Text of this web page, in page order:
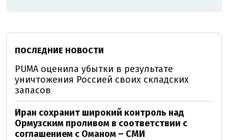
ПОСЛЕДНИЕ НОВОСТИ
PUMA оценила убытки в результате
уничтожения Россией своих складских
запасов
Иран сохранит широкий контроль над
Ормузским проливом в соответствии с
соглашением с Оманом – СМИ